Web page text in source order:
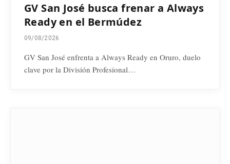
GV San José busca frenar a Always
Ready en el Bermúdez
09/08/2026
GV San José enfrenta a Always Ready en Oruro, duelo
clave por la División Profesional…